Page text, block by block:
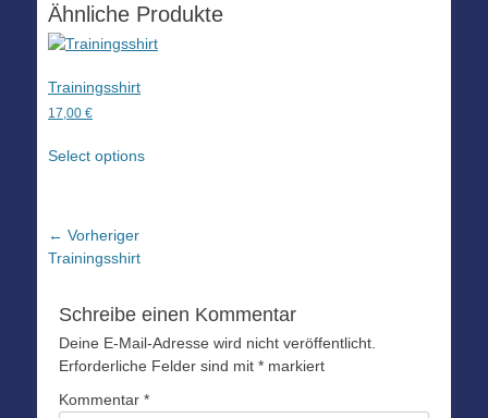
Ähnliche Produkte
Trainingsshirt
17,00 €
Select optionsProdukt
können
auf
der
Produktseite
gewählt
Beitragsnavigation
← Vorheriger
Vorheriger
Trainingsshirt
Schreibe einen Kommentar
Deine E-Mail-Adresse wird nicht veröffentlicht.
Erforderliche Felder sind mit * markiert
Kommentar *